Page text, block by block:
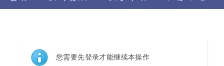
您需要先登录才能继续本操作